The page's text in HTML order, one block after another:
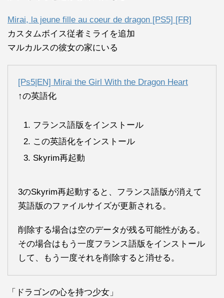
Mirai, la jeune fille au coeur de dragon [PS5] [FR]
カスタムボイス従者ミライを追加
マルカルスの彼女の家にいる
[Ps5|EN] Mirai the Girl With the Dragon Heart
↑の英語化
フランス語版をインストール
この英語化をインストール
Skyrim再起動
3のSkyrim再起動すると、フランス語版が消えて
英語版のファイルサイズが更新される。
削除する場合は空のデータが残る可能性がある。
その場合はもう一度フランス語版をインストール
して、もう一度それを削除すると消せる。
「ドラゴンの心を持つ少女」